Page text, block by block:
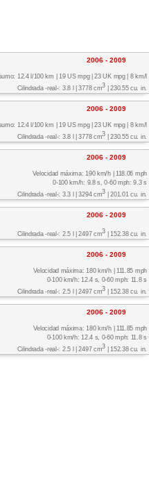
2006 - 2009
12.4 l/100 km | 19 US mpg | 23 UK mpg | 8 km/l
Cilindrada -real-: 3.8 l | 3778 cm3 | 230.55 cu. in.
2006 - 2009
12.4 l/100 km | 19 US mpg | 23 UK mpg | 8 km/l
Cilindrada -real-: 3.8 l | 3778 cm3 | 230.55 cu. in.
2006 - 2009
Velocidad máxima: 190 km/h | 118.06 mph
0-100 km/h: 9.8 s, 0-60 mph: 9.3 s
Cilindrada -real-: 3.3 l | 3294 cm3 | 201.01 cu. in.
2006 - 2009
Cilindrada -real-: 2.5 l | 2497 cm3 | 152.38 cu. in.
2006 - 2009
Velocidad máxima: 180 km/h | 111.85 mph
0-100 km/h: 12.4 s, 0-60 mph: 11.8 s
Cilindrada -real-: 2.5 l | 2497 cm3 | 152.38 cu. in.
2006 - 2009
Velocidad máxima: 180 km/h | 111.85 mph
0-100 km/h: 12.4 s, 0-60 mph: 11.8 s
Cilindrada -real-: 2.5 l | 2497 cm3 | 152.38 cu. in.